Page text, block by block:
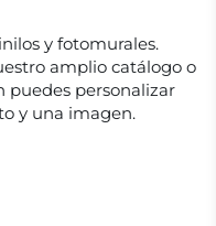
y fotomurales.
amplio catálogo o
puedes personalizar
y una imagen.